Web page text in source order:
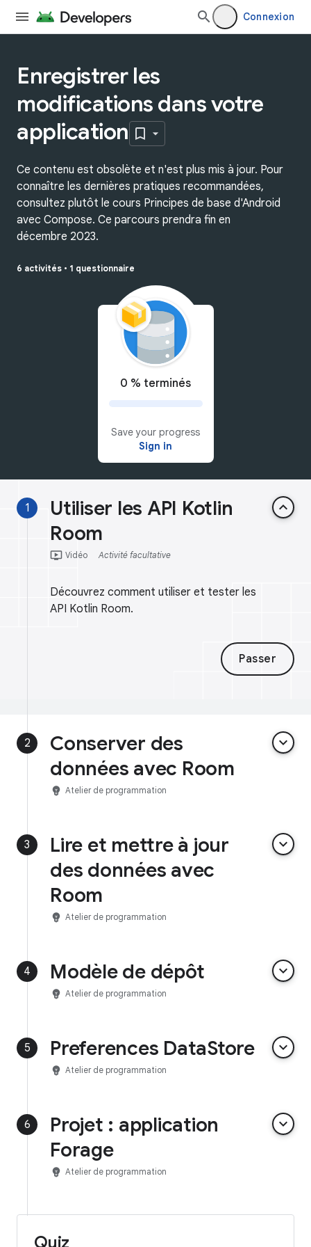
Connexion
Enregistrer les
modifications dans votre
application
Ce contenu est obsolète et n'est plus mis à jour. Pour
connaître les dernières pratiques recommandées,
consultez plutôt le cours Principes de base d'Android
avec Compose. Ce parcours prendra fin en
décembre 2023.
6 activités • 1 questionnaire
0 % terminés
Save your progress
Sign in
1
Utiliser les API Kotlin
Room
keyboard_arrow_up
ondemand_video Vidéo Activité facultative
Découvrez comment utiliser et tester les
API Kotlin Room.
Passer
2
Conserver des
données avec Room
keyboard_arrow_down
emoji_objects Atelier de programmation
3
Lire et mettre à jour
des données avec
Room
keyboard_arrow_down
emoji_objects Atelier de programmation
4 Modèle de dépôt keyboard_arrow_down
emoji_objects Atelier de programmation
5 Preferences DataStore keyboard_arrow_down
emoji_objects Atelier de programmation
6
Projet : application
Forage
keyboard_arrow_down
emoji_objects Atelier de programmation
Quiz